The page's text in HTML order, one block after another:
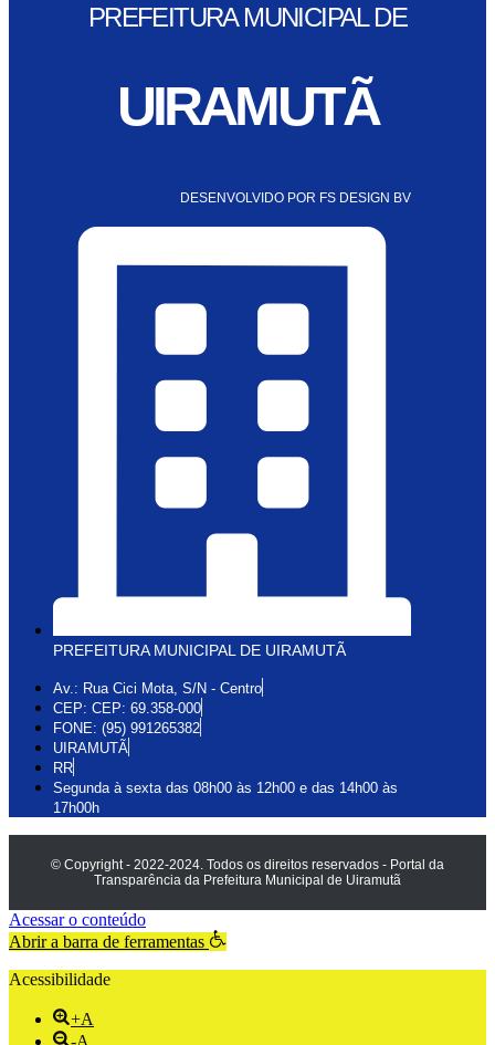
PREFEITURA MUNICIPAL DE
UIRAMUTÃ
DESENVOLVIDO POR FS DESIGN BV
PREFEITURA MUNICIPAL DE UIRAMUTÃ
Av.: Rua Cici Mota, S/N - Centro
CEP: CEP: 69.358-000
FONE: (95) 991265382
UIRAMUTÃ
RR
Segunda à sexta das 08h00 às 12h00 e das 14h00 às
17h00h
© Copyright - 2022-2024. Todos os direitos reservados - Portal da
Transparência da Prefeitura Municipal de Uiramutã
Acessar o conteúdo
Abrir a barra de ferramentas
Acessibilidade
+A
-A